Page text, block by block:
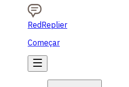
RedReplier
Começar